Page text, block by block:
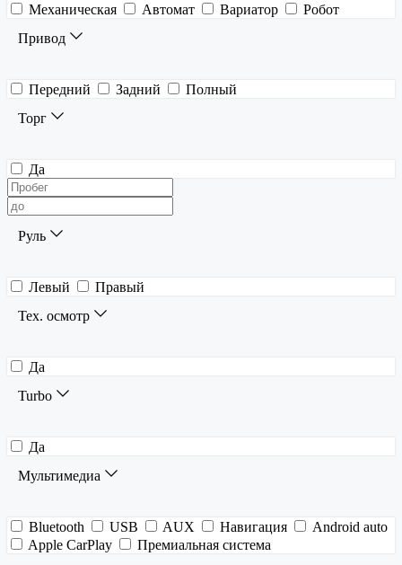
Механическая Автомат Вариатор
Робот
Привод
Передний Задний
Полный
Торг
Да
Руль
Левый
Правый
Тех. осмотр
Да
Turbo
Да
Мультимедиа
Bluetooth USB AUX Навигация
Android auto
Apple CarPlay
Премиальная система